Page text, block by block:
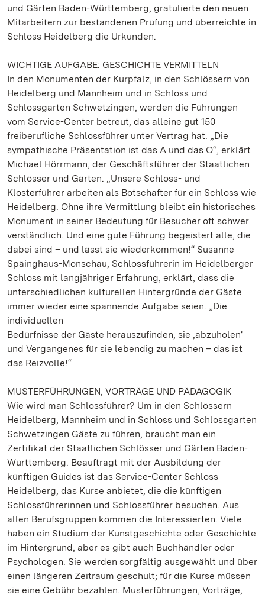
und Gärten Baden-Württemberg, gratulierte den neuen
Mitarbeitern zur bestandenen Prüfung und überreichte in
Schloss Heidelberg die Urkunden.
WICHTIGE AUFGABE: GESCHICHTE VERMITTELN
In den Monumenten der Kurpfalz, in den Schlössern von
Heidelberg und Mannheim und in Schloss und
Schlossgarten Schwetzingen, werden die Führungen
vom Service-Center betreut, das alleine gut 150
freiberufliche Schlossführer unter Vertrag hat. „Die
sympathische Präsentation ist das A und das O“, erklärt
Michael Hörrmann, der Geschäftsführer der Staatlichen
Schlösser und Gärten. „Unsere Schloss- und
Klosterführer arbeiten als Botschafter für ein Schloss wie
Heidelberg. Ohne ihre Vermittlung bleibt ein historisches
Monument in seiner Bedeutung für Besucher oft schwer
verständlich. Und eine gute Führung begeistert alle, die
dabei sind – und lässt sie wiederkommen!“ Susanne
Späinghaus-Monschau, Schlossführerin im Heidelberger
Schloss mit langjähriger Erfahrung, erklärt, dass die
unterschiedlichen kulturellen Hintergründe der Gäste
immer wieder eine spannende Aufgabe seien. „Die
individuellen
Bedürfnisse der Gäste herauszufinden, sie ‚abzuholen‘
und Vergangenes für sie lebendig zu machen – das ist
das Reizvolle!“
MUSTERFÜHRUNGEN, VORTRÄGE UND PÄDAGOGIK
Wie wird man Schlossführer? Um in den Schlössern
Heidelberg, Mannheim und in Schloss und Schlossgarten
Schwetzingen Gäste zu führen, braucht man ein
Zertifikat der Staatlichen Schlösser und Gärten Baden-
Württemberg. Beauftragt mit der Ausbildung der
künftigen Guides ist das Service-Center Schloss
Heidelberg, das Kurse anbietet, die die künftigen
Schlossführerinnen und Schlossführer besuchen. Aus
allen Berufsgruppen kommen die Interessierten. Viele
haben ein Studium der Kunstgeschichte oder Geschichte
im Hintergrund, aber es gibt auch Buchhändler oder
Psychologen. Sie werden sorgfältig ausgewählt und über
einen längeren Zeitraum geschult; für die Kurse müssen
sie eine Gebühr bezahlen. Musterführungen, Vorträge,